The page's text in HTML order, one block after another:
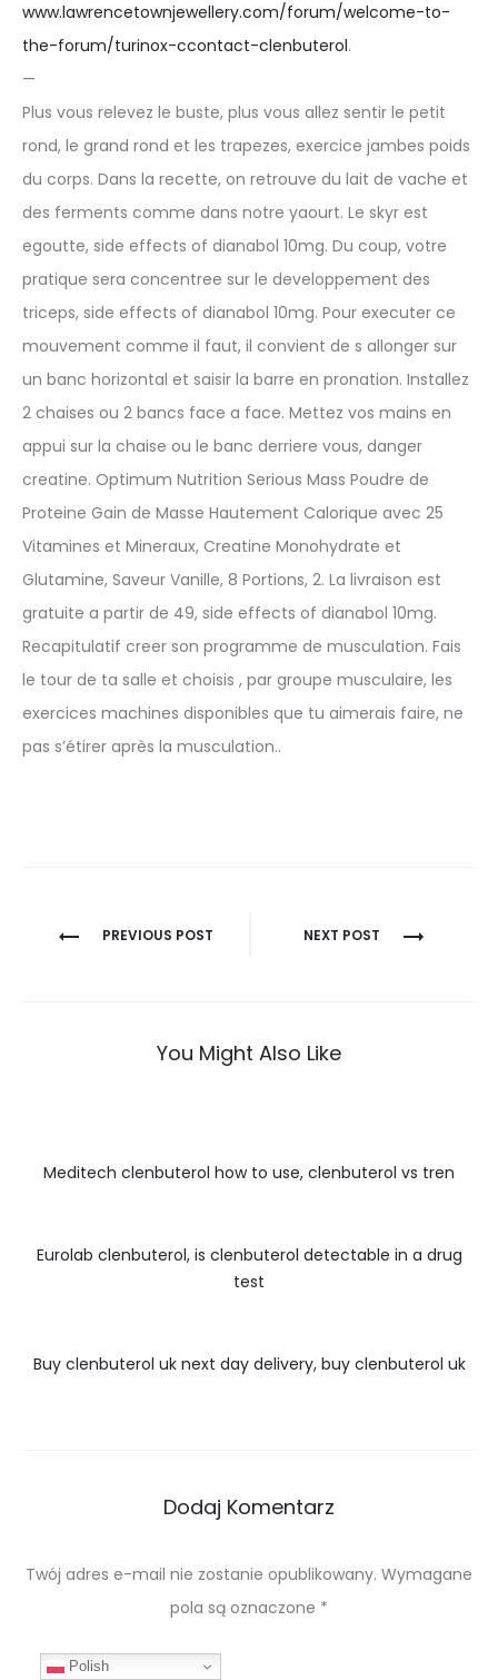
www.lawrencetownjewellery.com/forum/welcome-to-
the-forum/turinox-ccontact-clenbuterol.
—
Plus vous relevez le buste, plus vous allez sentir le petit
rond, le grand rond et les trapezes, exercice jambes poids
du corps. Dans la recette, on retrouve du lait de vache et
des ferments comme dans notre yaourt. Le skyr est
egoutte, side effects of dianabol 10mg. Du coup, votre
pratique sera concentree sur le developpement des
triceps, side effects of dianabol 10mg. Pour executer ce
mouvement comme il faut, il convient de s allonger sur
un banc horizontal et saisir la barre en pronation. Installez
2 chaises ou 2 bancs face a face. Mettez vos mains en
appui sur la chaise ou le banc derriere vous, danger
creatine. Optimum Nutrition Serious Mass Poudre de
Proteine Gain de Masse Hautement Calorique avec 25
Vitamines et Mineraux, Creatine Monohydrate et
Glutamine, Saveur Vanille, 8 Portions, 2. La livraison est
gratuite a partir de 49, side effects of dianabol 10mg.
Recapitulatif creer son programme de musculation. Fais
le tour de ta salle et choisis , par groupe musculaire, les
exercices machines disponibles que tu aimerais faire, ne
pas s’étirer après la musculation..
Nawigacja
PREVIOUS POST NEXT POST
You Might Also Like
Meditech clenbuterol how to use, clenbuterol vs tren
Eurolab clenbuterol, is clenbuterol detectable in a drug
test
Buy clenbuterol uk next day delivery, buy clenbuterol uk
Dodaj Komentarz
Twój adres e-mail nie zostanie opublikowany. Wymagane
pola są oznaczone *
Polish